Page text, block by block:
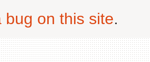
bug on this site.